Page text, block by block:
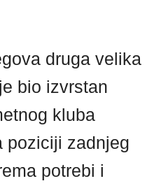
druga velika
bio izvrstan
kluba
poziciji zadnjeg
potrebi i